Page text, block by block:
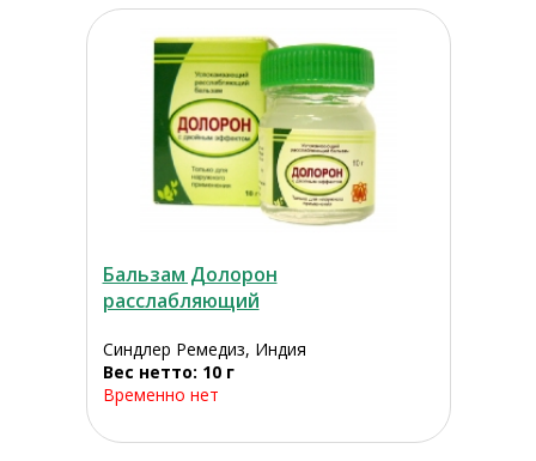
Бальзам Долорон
расслабляющий
Синдлер Ремедиз, Индия
Вес нетто: 10 г
Временно нет